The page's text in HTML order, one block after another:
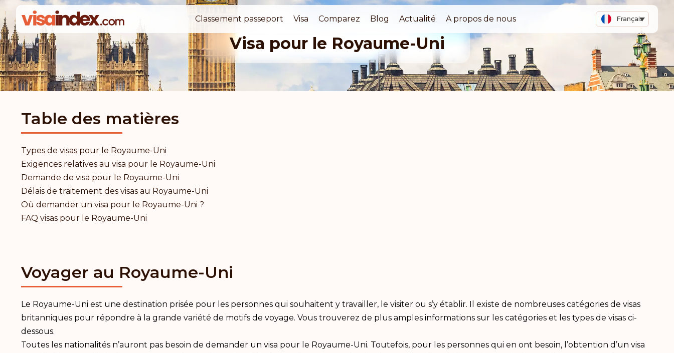
Français
Classement passeport Visa Comparez Blog Actualité A propos de nous
Visa pour le Royaume-Uni
Table des matières
Types de visas pour le Royaume-Uni
Exigences relatives au visa pour le Royaume-Uni
Demande de visa pour le Royaume-Uni
Délais de traitement des visas au Royaume-Uni
Où demander un visa pour le Royaume-Uni ?
FAQ visas pour le Royaume-Uni
Voyager au Royaume-Uni
Le Royaume-Uni est une destination prisée pour les personnes qui souhaitent y travailler, le visiter ou s’y établir. Il existe de nombreuses catégories de visas
britanniques pour répondre à la grande variété de motifs de voyage. Vous trouverez de plus amples informations sur les catégories et les types de visas ci-
dessous.
Toutes les nationalités n’auront pas besoin de demander un visa pour le Royaume-Uni. Toutefois, pour les personnes qui en ont besoin, l’obtention d’un visa